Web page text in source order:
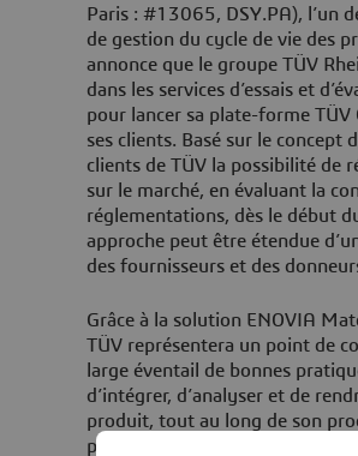
Paris : #13065, DSY.PA), l’un
de gestion du cycle de vie des
annonce que le groupe TÜV
dans les services d’essais et
pour lancer sa plate-forme
ses clients. Basé sur le concept
clients de TÜV la possibilité de
sur le marché, en évaluant la
réglementations, dès le début
approche peut être étendue
des fournisseurs et des
Grâce à la solution ENOVIA
TÜV représentera un point de
large éventail de bonnes
d’intégrer, d’analyser et de
produit, tout au long de son
pourront utiliser ce portail pour